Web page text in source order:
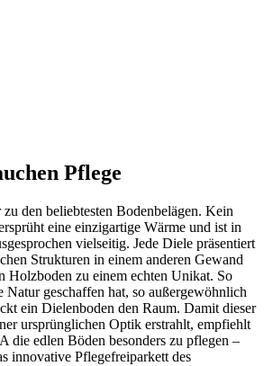
Pflege
den beliebtesten Bodenbelägen. Kein
eine einzigartige Wärme und ist in
vielseitig. Jede Diele präsentiert
Strukturen in einem anderen Gewand
Holzboden zu einem echten Unikat. So
geschaffen hat, so außergewöhnlich
ein Dielenboden den Raum. Damit dieser
ursprünglichen Optik erstrahlt, empfiehlt
edlen Böden besonders zu pflegen –
innovative Pflegefreiparkett des